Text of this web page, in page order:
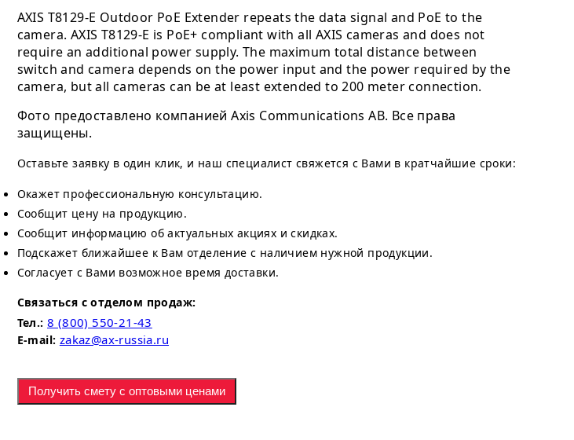
AXIS T8129-E Outdoor PoE Extender repeats the data signal and PoE to the
camera. AXIS T8129-E is PoE+ compliant with all AXIS cameras and does not
require an additional power supply. The maximum total distance between
switch and camera depends on the power input and the power required by the
camera, but all cameras can be at least extended to 200 meter connection.
Фото предоставлено компанией Axis Communications AB. Все права
защищены.
Оставьте заявку в один клик, и наш специалист свяжется с Вами в кратчайшие сроки:
Окажет профессиональную консультацию.
Сообщит цену на продукцию.
Сообщит информацию об актуальных акциях и скидках.
Подскажет ближайшее к Вам отделение с наличием нужной продукции.
Согласует с Вами возможное время доставки.
Связаться с отделом продаж:
Тел.: 8 (800) 550-21-43
E-mail: zakaz@ax-russia.ru
Получить смету с оптовыми ценами